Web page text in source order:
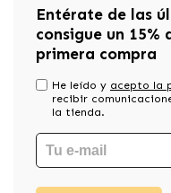
Entérate de las
consigue un 15%
primera compra
He leído y acepto la
recibir
la tienda.